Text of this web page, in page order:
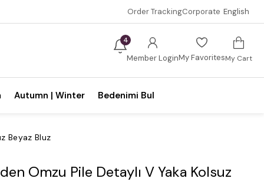
Order TrackingCorporate English
4
Member LoginMy FavoritesMy Cart
Autumn | Winter Bedenimi Bul
Beyaz Bluz
Omzu Pile Detaylı V Yaka Kolsuz